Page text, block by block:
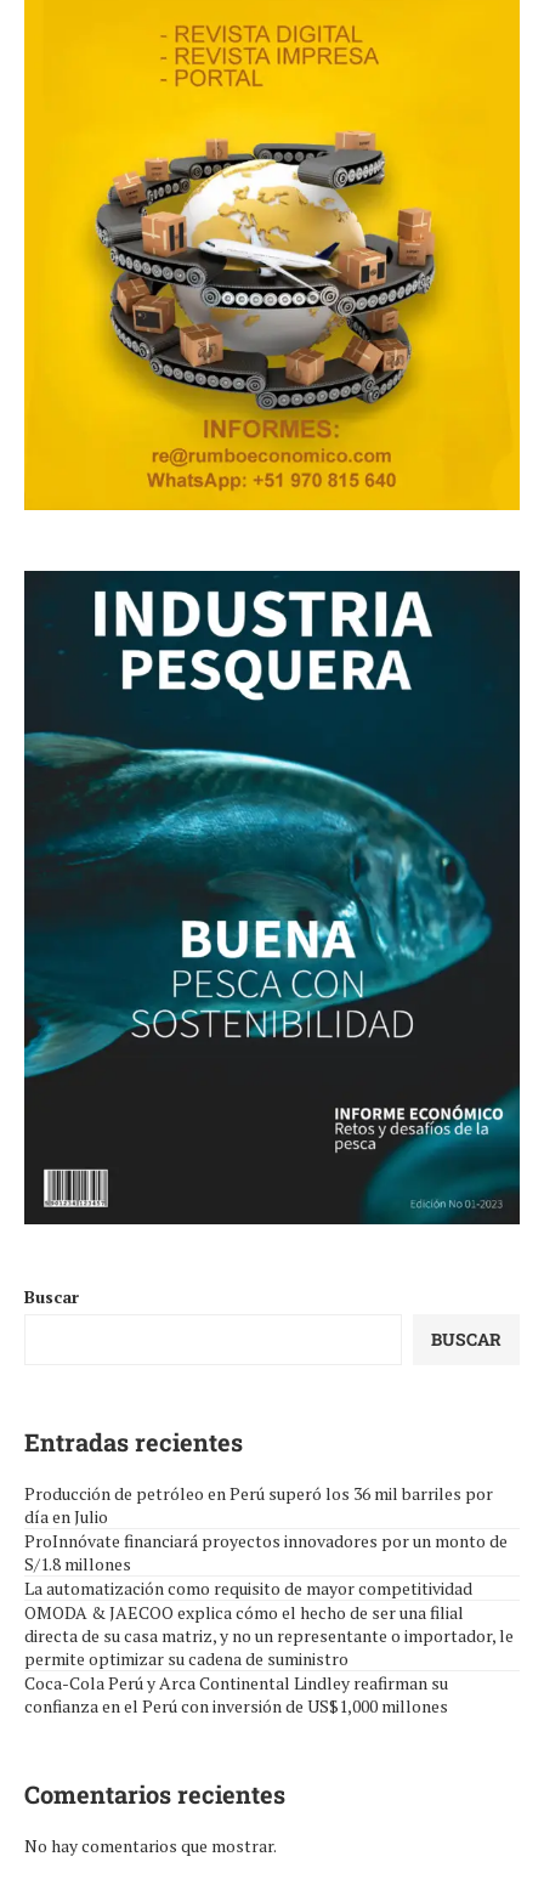
Buscar
BUSCAR
Entradas recientes
Producción de petróleo en Perú superó los 36 mil barriles por
día en Julio
ProInnóvate financiará proyectos innovadores por un monto de
S/1.8 millones
La automatización como requisito de mayor competitividad
OMODA & JAECOO explica cómo el hecho de ser una filial
directa de su casa matriz, y no un representante o importador, le
permite optimizar su cadena de suministro
Coca-Cola Perú y Arca Continental Lindley reafirman su
confianza en el Perú con inversión de US$1,000 millones
Comentarios recientes
No hay comentarios que mostrar.